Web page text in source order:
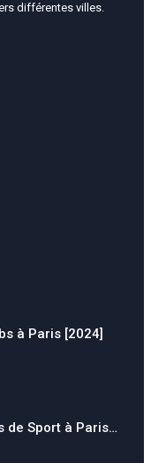
différentes villes.
à Paris [2024]
de Sport à Paris…